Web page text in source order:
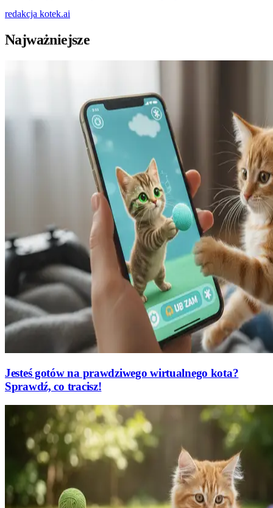
redakcja kotek.ai
Najważniejsze
Jesteś gotów na prawdziwego wirtualnego kota?
Sprawdź, co tracisz!